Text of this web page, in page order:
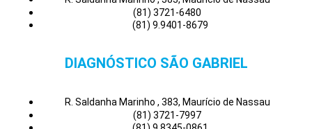
(81) 3721-6480
(81) 9.9401-8679
DIAGNÓSTICO SÃO GABRIEL
R. Saldanha Marinho , 383, Maurício de Nassau
(81) 3721-7997